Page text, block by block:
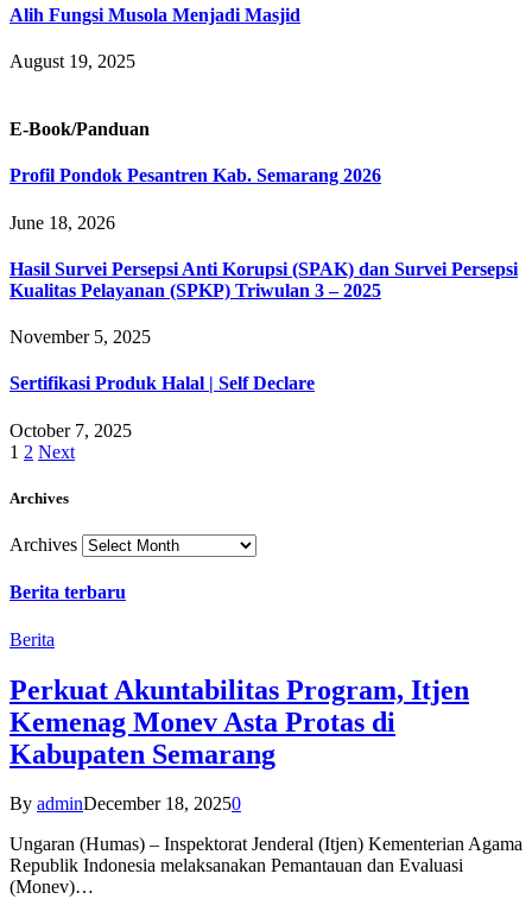
Alih Fungsi Musola Menjadi Masjid
August 19, 2025
E-Book/Panduan
Profil Pondok Pesantren Kab. Semarang 2026
June 18, 2026
Hasil Survei Persepsi Anti Korupsi (SPAK) dan Survei Persepsi
Kualitas Pelayanan (SPKP) Triwulan 3 – 2025
November 5, 2025
Sertifikasi Produk Halal | Self Declare
October 7, 2025
1 2 Next
Archives
Archives
Berita terbaru
Berita
Perkuat Akuntabilitas Program, Itjen
Kemenag Monev Asta Protas di
Kabupaten Semarang
By adminDecember 18, 20250
Ungaran (Humas) – Inspektorat Jenderal (Itjen) Kementerian Agama
Republik Indonesia melaksanakan Pemantauan dan Evaluasi
(Monev)…